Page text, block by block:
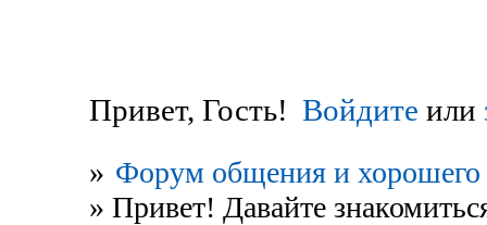
Привет, Гость! Войдите или
» Форум общения и хорошего
» Привет! Давайте